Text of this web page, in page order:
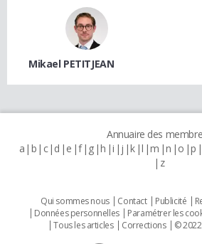
Mikael PETITJEAN
Annuaire des
a b c d e f g h i j k l m n o p
z
Qui sommes nous Contact Publicité
Données personnelles
Paramétrer les
Tous les articles
Corrections ©